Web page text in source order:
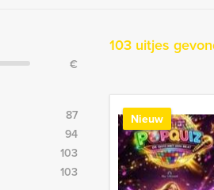
€
87
94
103
103
103 uitjes
Nieuw